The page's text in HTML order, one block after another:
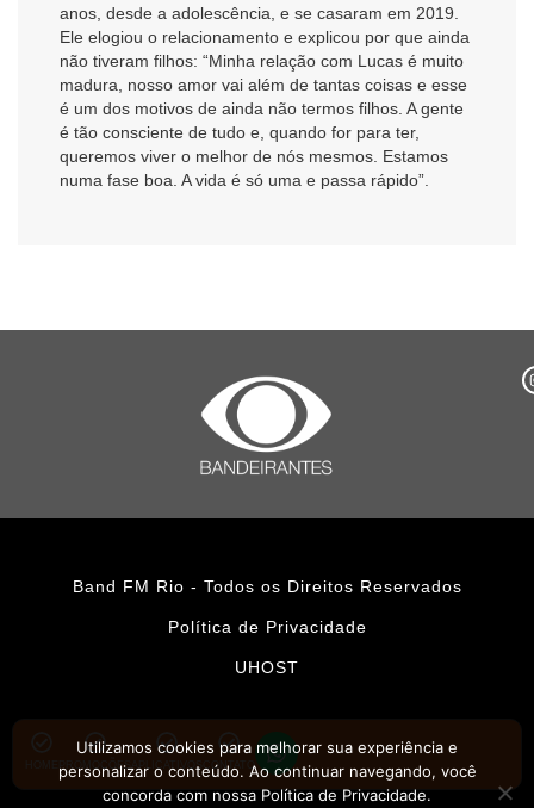
anos, desde a adolescência, e se casaram em 2019.
Ele elogiou o relacionamento e explicou por que ainda
não tiveram filhos: “Minha relação com Lucas é muito
madura, nosso amor vai além de tantas coisas e esse
é um dos motivos de ainda não termos filhos. A gente
é tão consciente de tudo e, quando for para ter,
queremos viver o melhor de nós mesmos. Estamos
numa fase boa. A vida é só uma e passa rápido”.
Band FM Rio - Todos os Direitos Reservados
Política de Privacidade
UHOST
PROMOÇÕESAPLICATIVOS CONTATO
Utilizamos cookies para melhorar sua experiência e
personalizar o conteúdo. Ao continuar navegando, você
concorda com nossa Política de Privacidade.